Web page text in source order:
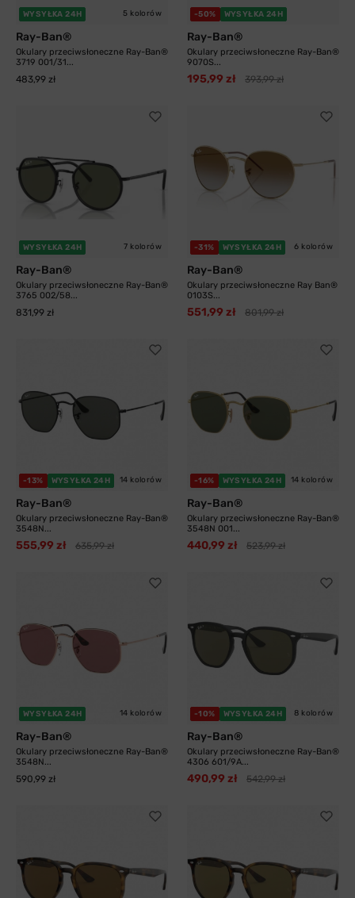
WYSYŁKA 24H 5 kolorów
Ray-Ban®
Okulary przeciwsłoneczne Ray-Ban®
3719 001/31...
483,99 zł
-50% WYSYŁKA 24H
Ray-Ban®
Okulary przeciwsłoneczne Ray-Ban®
9070S...
195,99 zł 393,99 zł
WYSYŁKA 24H 7 kolorów
Ray-Ban®
Okulary przeciwsłoneczne Ray-Ban®
3765 002/58...
831,99 zł
-31% WYSYŁKA 24H 6 kolorów
Ray-Ban®
Okulary przeciwsłoneczne Ray Ban®
0103S...
551,99 zł 801,99 zł
-13% WYSYŁKA 24H 14 kolorów
Ray-Ban®
Okulary przeciwsłoneczne Ray-Ban®
3548N...
555,99 zł 635,99 zł
-16% WYSYŁKA 24H 14 kolorów
Ray-Ban®
Okulary przeciwsłoneczne Ray-Ban®
3548N 001...
440,99 zł 523,99 zł
WYSYŁKA 24H 14 kolorów
Ray-Ban®
Okulary przeciwsłoneczne Ray-Ban®
3548N...
590,99 zł
-10% WYSYŁKA 24H 8 kolorów
Ray-Ban®
Okulary przeciwsłoneczne Ray-Ban®
4306 601/9A...
490,99 zł 542,99 zł